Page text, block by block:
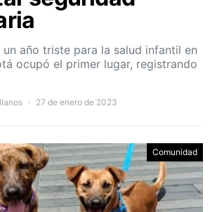
año triste para la salud infantil en
ocupó el primer lugar, registrando
27 de enero de 2023
Comunidad